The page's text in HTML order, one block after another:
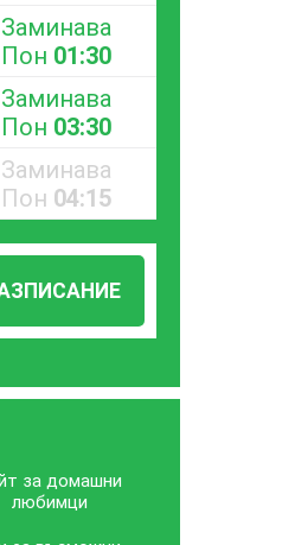
Заминава
Пон 01:30
Заминава
Пон 03:30
Заминава
Пон 04:15
за домашни
любимци